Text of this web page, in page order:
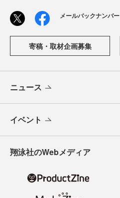
メールバックナンバー
寄稿・取材企画募集
ニュース
イベント
翔泳社のWebメディア